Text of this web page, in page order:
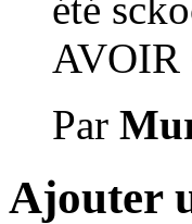
Par
Ajouter